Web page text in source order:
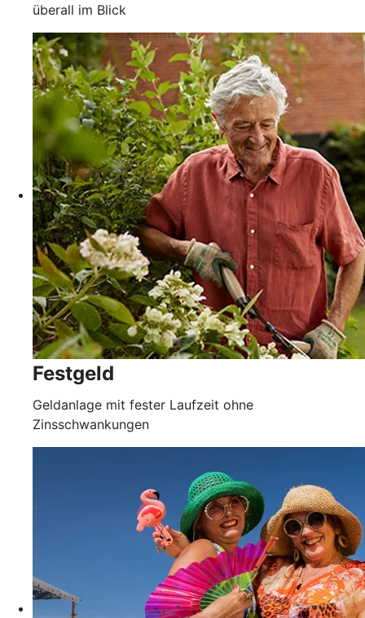
überall im Blick
Festgeld
Geldanlage mit fester Laufzeit ohne
Zinsschwankungen